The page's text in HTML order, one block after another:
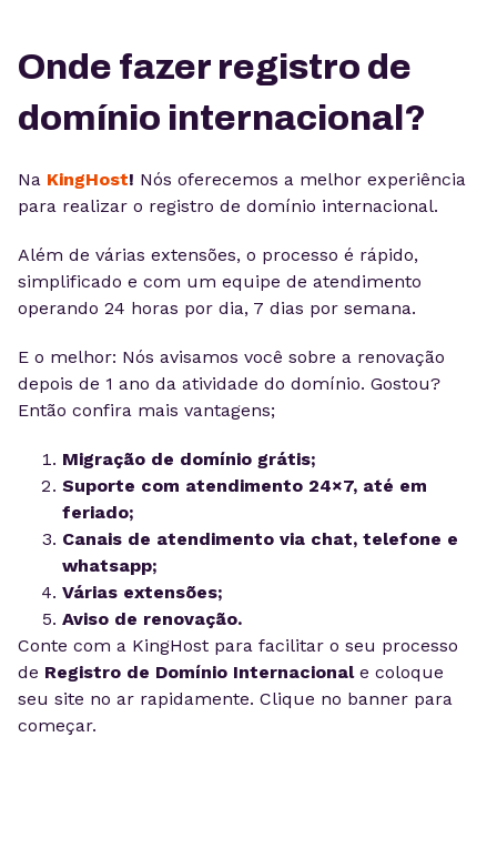
Onde fazer registro de
domínio internacional?
Na KingHost! Nós oferecemos a melhor experiência
para realizar o registro de domínio internacional.
Além de várias extensões, o processo é rápido,
simplificado e com um equipe de atendimento
operando 24 horas por dia, 7 dias por semana.
E o melhor: Nós avisamos você sobre a renovação
depois de 1 ano da atividade do domínio. Gostou?
Então confira mais vantagens;
Migração de domínio grátis;
Suporte com atendimento 24×7, até em
feriado;
Canais de atendimento via chat, telefone e
whatsapp;
Várias extensões;
Aviso de renovação.
Conte com a KingHost para facilitar o seu processo
de Registro de Domínio Internacionale coloque
seu site no ar rapidamente. Clique no banner para
começar.